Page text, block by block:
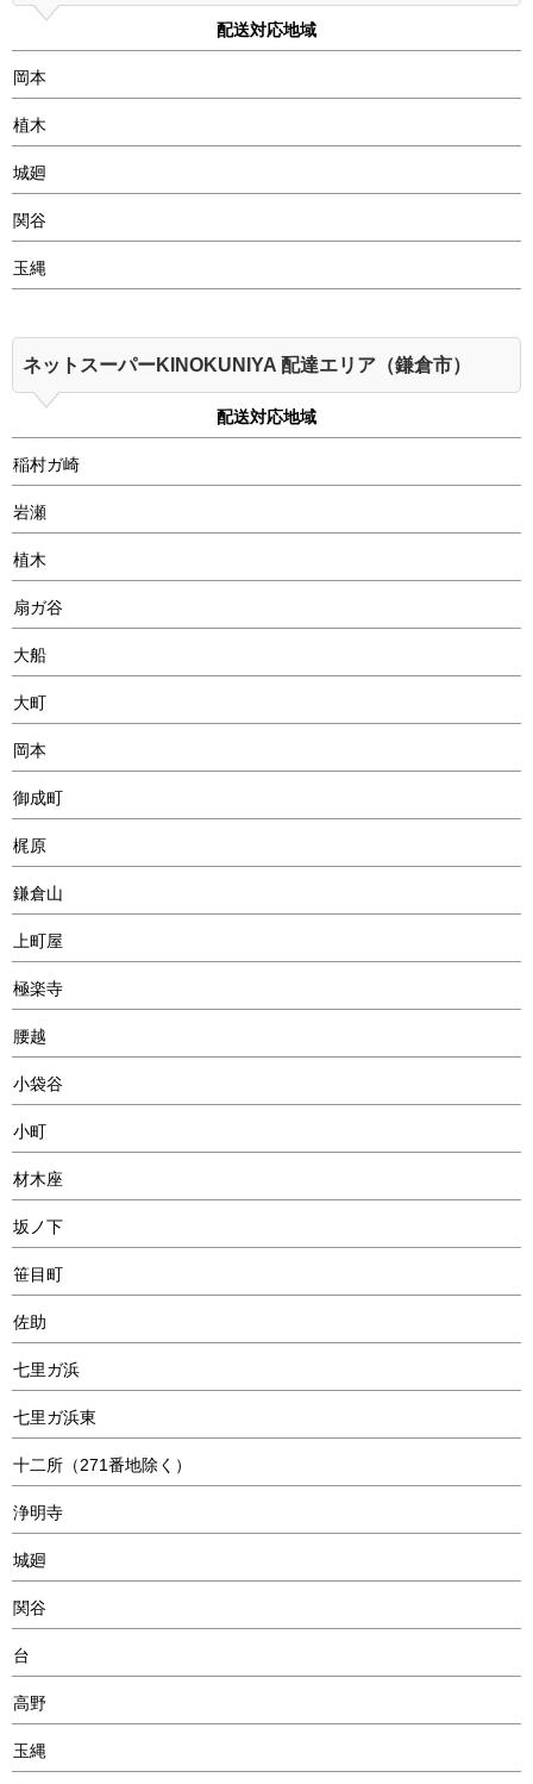
配送対応地域
岡本
植木
城廻
関谷
玉縄
ネットスーパーKINOKUNIYA 配達エリア（鎌倉市）
配送対応地域
稲村ガ崎
岩瀬
植木
扇ガ谷
大船
大町
岡本
御成町
梶原
鎌倉山
上町屋
極楽寺
腰越
小袋谷
小町
材木座
坂ノ下
笹目町
佐助
七里ガ浜
七里ガ浜東
十二所（271番地除く）
浄明寺
城廻
関谷
台
高野
玉縄